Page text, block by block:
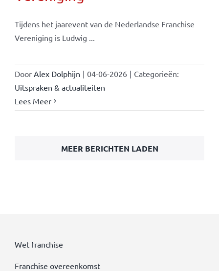
Tijdens het jaarevent van de Nederlandse Franchise
Vereniging is Ludwig ...
Door Alex Dolphijn | 04-06-2026 | Categorieën:
Uitspraken & actualiteiten
Lees Meer
MEER BERICHTEN LADEN
Wet franchise
Franchise overeenkomst